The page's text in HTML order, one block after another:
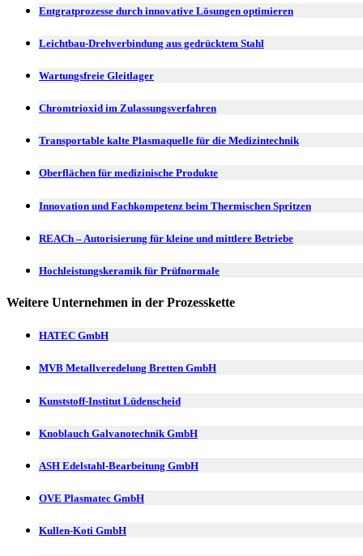
Entgratprozesse durch innovative Lösungen optimieren
Leichtbau-Drehverbindung aus gedrücktem Stahl
Wartungsfreie Gleitlager
Chromtrioxid im Zulassungsverfahren
Transportable kalte Plasmaquelle für die Medizintechnik
Oberflächen für medizinische Produkte
Innovation und Fachkompetenz beim Thermischen Spritzen
REACh – Autorisierung für kleine und mittlere Betriebe
Hochleistungskeramik für Prüfnormale
Weitere Unternehmen in der Prozesskette
HATEC GmbH
MVB Metallveredelung Bretten GmbH
Kunststoff-Institut Lüdenscheid
Knoblauch Galvanotechnik GmbH
ASH Edelstahl-Bearbeitung GmbH
OVE Plasmatec GmbH
Kullen-Koti GmbH